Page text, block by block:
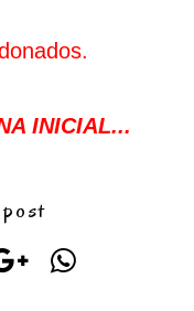
INICIAL...